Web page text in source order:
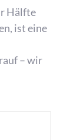
Hälfte
ist eine
– wir